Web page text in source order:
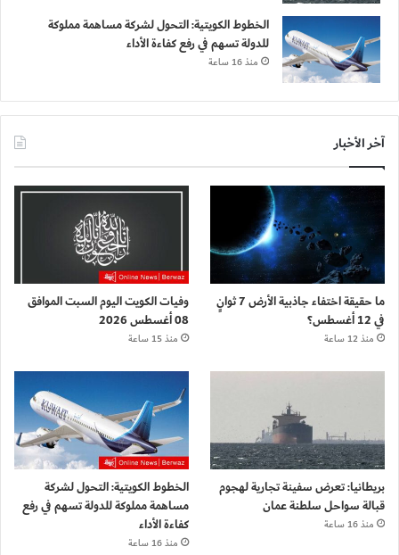
الخطوط الكويتية: التحول لشركة مساهمة مملوكة
للدولة تسهم في رفع كفاءة الأداء
منذ 16 ساعة
آخر الأخبار
ما حقيقة اختفاء جاذبية الأرض 7 ثوانٍ
في 12 أغسطس؟
منذ 12 ساعة
وفيات الكويت اليوم السبت الموافق
08 أغسطس 2026
منذ 15 ساعة
بريطانيا: تعرض سفينة تجارية لهجوم
قبالة سواحل سلطنة عمان
منذ 16 ساعة
الخطوط الكويتية: التحول لشركة
مساهمة مملوكة للدولة تسهم في رفع
كفاءة الأداء
منذ 16 ساعة